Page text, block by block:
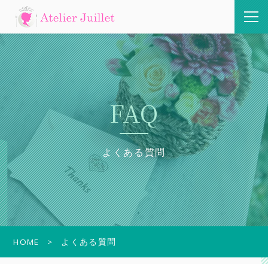
FAQ
よくある質問
HOME よくある質問